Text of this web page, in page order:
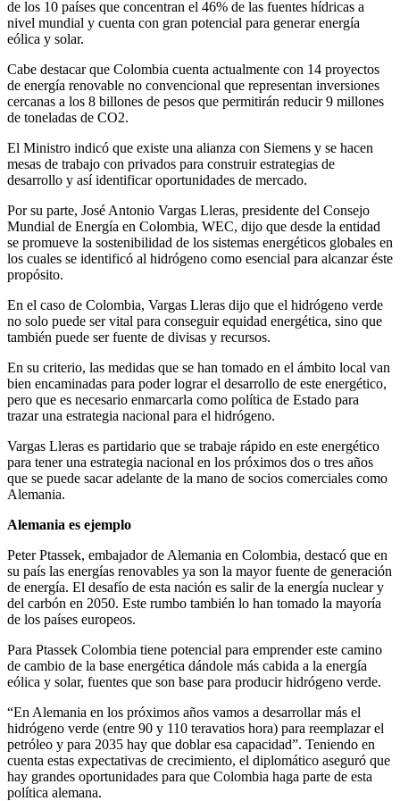
de los 10 países que concentran el 46% de las fuentes hídricas a
nivel mundial y cuenta con gran potencial para generar energía
eólica y solar.
Cabe destacar que Colombia cuenta actualmente con 14 proyectos
de energía renovable no convencional que representan inversiones
cercanas a los 8 billones de pesos que permitirán reducir 9 millones
de toneladas de CO2.
El Ministro indicó que existe una alianza con Siemens y se hacen
mesas de trabajo con privados para construir estrategias de
desarrollo y así identificar oportunidades de mercado.
Por su parte, José Antonio Vargas Lleras, presidente del Consejo
Mundial de Energía en Colombia, WEC, dijo que desde la entidad
se promueve la sostenibilidad de los sistemas energéticos globales en
los cuales se identificó al hidrógeno como esencial para alcanzar éste
propósito.
En el caso de Colombia, Vargas Lleras dijo que el hidrógeno verde
no solo puede ser vital para conseguir equidad energética, sino que
también puede ser fuente de divisas y recursos.
En su criterio, las medidas que se han tomado en el ámbito local van
bien encaminadas para poder lograr el desarrollo de este energético,
pero que es necesario enmarcarla como política de Estado para
trazar una estrategia nacional para el hidrógeno.
Vargas Lleras es partidario que se trabaje rápido en este energético
para tener una estrategia nacional en los próximos dos o tres años
que se puede sacar adelante de la mano de socios comerciales como
Alemania.
Alemania es ejemplo
Peter Ptassek, embajador de Alemania en Colombia, destacó que en
su país las energías renovables ya son la mayor fuente de generación
de energía. El desafío de esta nación es salir de la energía nuclear y
del carbón en 2050. Este rumbo también lo han tomado la mayoría
de los países europeos.
Para Ptassek Colombia tiene potencial para emprender este camino
de cambio de la base energética dándole más cabida a la energía
eólica y solar, fuentes que son base para producir hidrógeno verde.
“En Alemania en los próximos años vamos a desarrollar más el
hidrógeno verde (entre 90 y 110 teravatios hora) para reemplazar el
petróleo y para 2035 hay que doblar esa capacidad”. Teniendo en
cuenta estas expectativas de crecimiento, el diplomático aseguró que
hay grandes oportunidades para que Colombia haga parte de esta
política alemana.